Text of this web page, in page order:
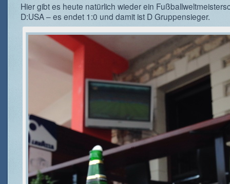
Hier gibt es heute natürlich wieder ein
D:USA – es endet 1:0 und damit ist D Gruppensieger.